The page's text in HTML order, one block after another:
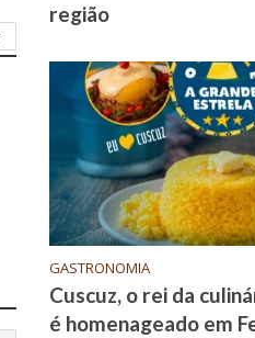
região
GASTRONOMIA
Cuscuz, o rei da
é homenageado em